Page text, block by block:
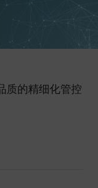
质的精细化管控